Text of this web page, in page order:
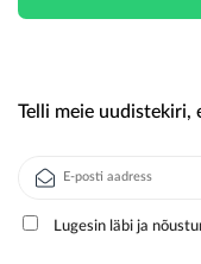
Telli meie uudistekiri,
Lugesin läbi ja